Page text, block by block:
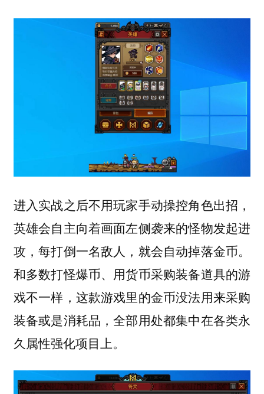
进入实战之后不用玩家手动操控角色出招，
英雄会自主向着画面左侧袭来的怪物发起进
攻，每打倒一名敌人，就会自动掉落金币。
和多数打怪爆币、用货币采购装备道具的游
戏不一样，这款游戏里的金币没法用来采购
装备或是消耗品，全部用处都集中在各类永
久属性强化项目上。